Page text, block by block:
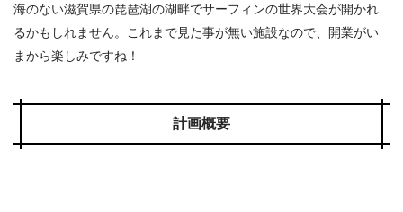
海のない滋賀県の琵琶湖の湖畔でサーフィンの世界大会が開かれ
るかもしれません。これまで見た事が無い施設なので、開業がい
まから楽しみですね！
計画概要